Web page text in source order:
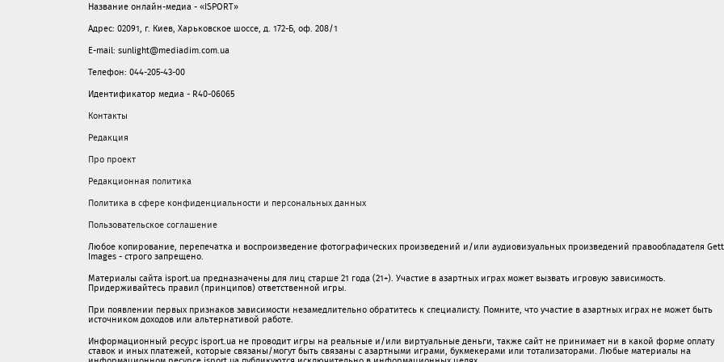
Название онлайн-медиа - «ISPORT»
Адрес: 02091, г. Киев, Харьковское шоссе, д. 172-Б, оф. 208/1
E-mail: sunlight@mediadim.com.ua
Телефон: 044-205-43-00
Идентификатор медиа - R40-06065
Контакты
Редакция
Про проект
Редакционная политика
Политика в сфере конфиденциальности и персональных данных
Пользовательское соглашение
Любое копирование, перепечатка и воспроизведение фотографических произведений и/или аудиовизуальных произведений правообладателя
Images - строго запрещено.
Материалы сайта isport.ua предназначены для лиц старше 21 года (21+). Участие в азартных играх может вызвать игровую зависимость.
Придерживайтесь правил (принципов) ответственной игры.
При появлении первых признаков зависимости незамедлительно обратитесь к специалисту. Помните, что участие в азартных играх не может быть
источником доходов или альтернативой работе.
Информационный ресурс isport.ua не проводит игры на реальные и/или виртуальные деньги, также сайт не принимает ни в какой форме oплaту
ставок и иных платежей, которые связаны/могут быть связаны c азартными игрaми, букмекерами или тотализаторами. Любые материалы на